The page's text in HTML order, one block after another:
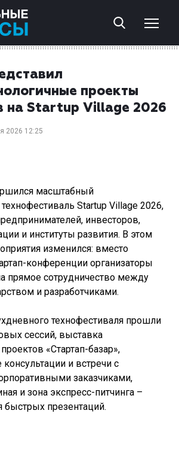
проекты
на Startup Village 2026
2026 12:25
масштабный
Startup Village 2026,
инвесторов,
и институты развития. В этом
изменился: вместо
конференции организаторы
прямое сотрудничество между
и разработчиками.
технофестиваля прошли
сессий, выставка
«Стартап-базар»,
и встречи с
заказчиками,
и зона экспресс-питчинга –
быстрых презентаций.